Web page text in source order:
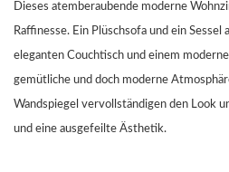
Dieses atemberaubende moderne
Raffinesse. Ein Plüschsofa und ein Sessel
eleganten Couchtisch und einem
gemütliche und doch moderne
Wandspiegel vervollständigen den Look
und eine ausgefeilte Ästhetik.